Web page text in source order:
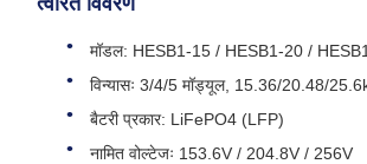
मॉडल: HESB1‐15 / HESB1‐20 /
विन्यासः 3/4/5 मॉड्यूल, 15.36/20.48/
बैटरी प्रकार: LiFePO4 (LFP)
नामित वोल्टेजः 153.6V / 204.8V / 256V